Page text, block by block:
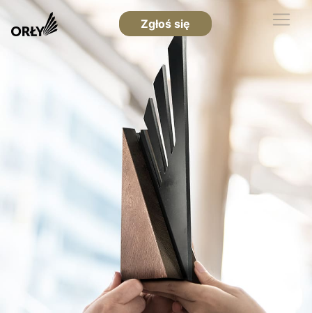
Zgłoś się